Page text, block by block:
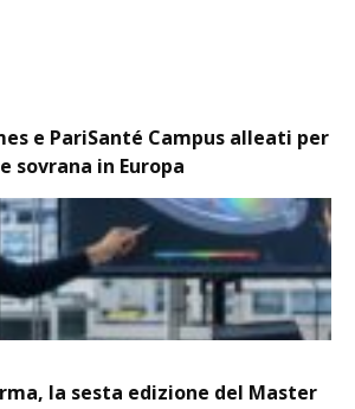
e PariSanté Campus alleati per
sovrana in Europa
la sesta edizione del Master